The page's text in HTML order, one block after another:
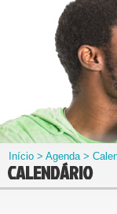
Início >Agenda>
CALENDÁRIO